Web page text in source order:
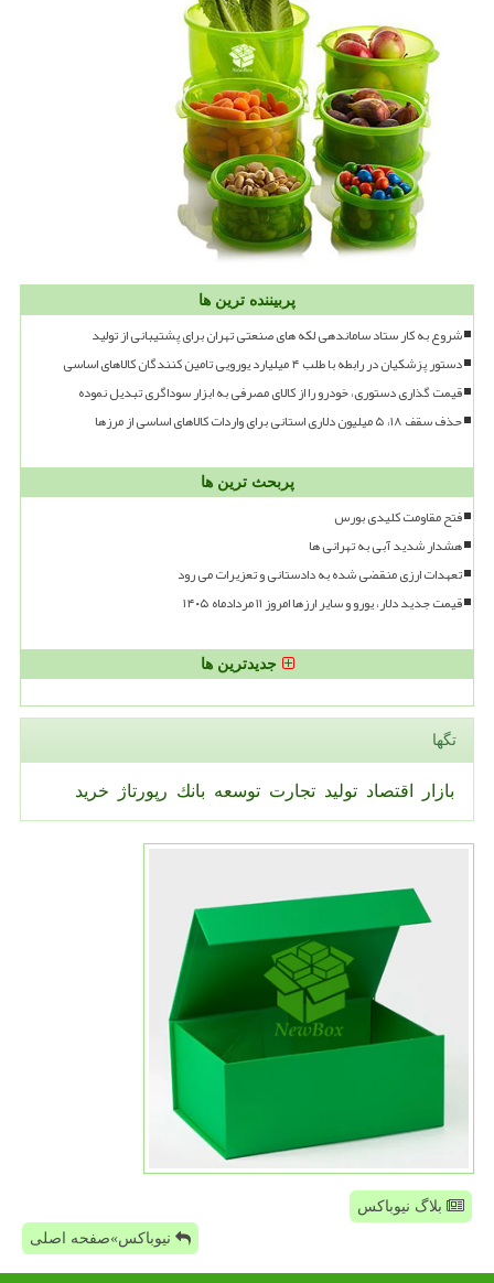
پربیننده ترین ها
شروع به کار ستاد ساماندهی لکه های صنعتی تهران برای پشتیبانی از تولید
دستور پزشکیان در رابطه با طلب ۴ میلیارد یورویی تامین کنندگان کالاهای اساسی
قیمت گذاری دستوری، خودرو را از کالای مصرفی به ابزار سوداگری تبدیل نموده
حذف سقف ۱۸، ۵ میلیون دلاری استانی برای واردات کالاهای اساسی از مرزها
پربحث ترین ها
فتح مقاومت کلیدی بورس
هشدار شدید آبی به تهرانی ها
تعهدات ارزی منقضی شده به دادستانی و تعزیرات می رود
قیمت جدید دلار، یورو و سایر ارزها امروز ۱۱ مردادماه ۱۴۰۵
جدیدترین ها
تگها
بازار اقتصاد تولید تجارت توسعه بانك رپورتاژ خرید
بلاگ نیوباکس
نیوباکس»صفحه اصلی